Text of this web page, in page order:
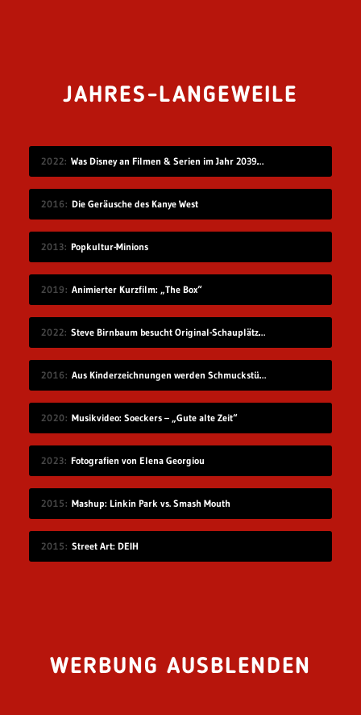
JAHRES-LANGEWEILE
2022 Was Disney an Filmen & Serien im Jahr 2039 vorstellen wird…
2016 Die Geräusche des Kanye West
2013 Popkultur-Minions
2019 Animierter Kurzfilm: „The Box“
2022 Steve Birnbaum besucht Original-Schauplätze von Musik-Fotografien
2016 Aus Kinderzeichnungen werden Schmuckstücke
2020 Musikvideo: Soeckers – „Gute alte Zeit“
2023 Fotografien von Elena Georgiou
2015 Mashup: Linkin Park vs. Smash Mouth
2015 Street Art: DEIH
WERBUNG AUSBLENDEN